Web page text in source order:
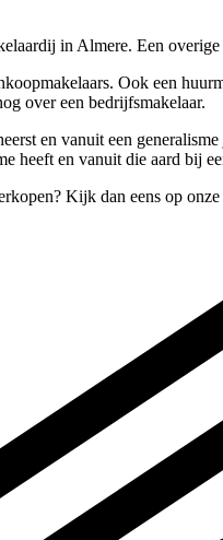
in Almere. Een
Ook een
over een bedrijfsmakelaar.
en vanuit een
heeft en vanuit die aard bij
Kijk dan eens op